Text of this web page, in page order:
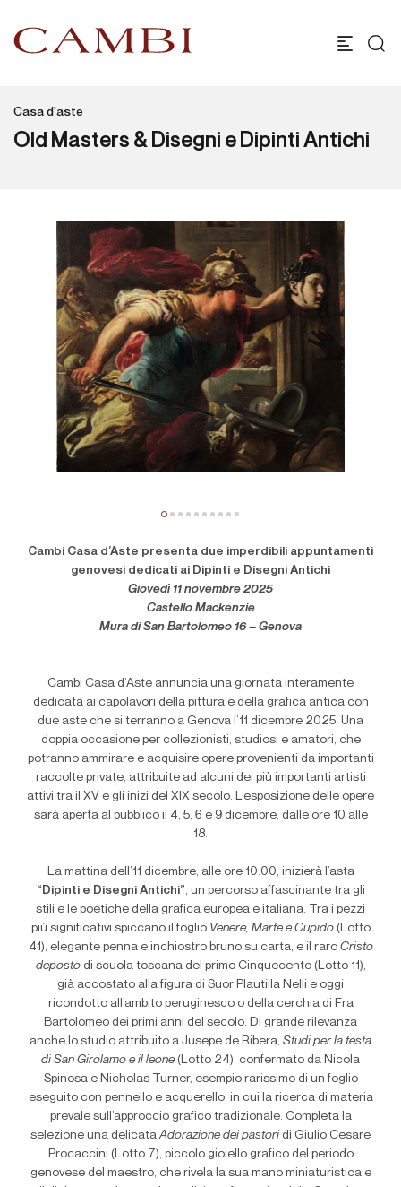
Casa d'aste
Old Masters & Disegni e Dipinti Antichi
Cambi Casa d’Aste presenta due imperdibili appuntamenti
genovesi dedicati ai Dipinti e Disegni Antichi
Giovedì 11 novembre 2025
Castello Mackenzie
Mura di San Bartolomeo 16 – Genova
Cambi Casa d’Aste annuncia una giornata interamente
dedicata ai capolavori della pittura e della grafica antica con
due aste che si terranno a Genova l’11 dicembre 2025. Una
doppia occasione per collezionisti, studiosi e amatori, che
potranno ammirare e acquisire opere provenienti da importanti
raccolte private, attribuite ad alcuni dei più importanti artisti
attivi tra il XV e gli inizi del XIX secolo. L’esposizione delle opere
sarà aperta al pubblico il 4, 5, 6 e 9 dicembre, dalle ore 10 alle
18.
La mattina dell’11 dicembre, alle ore 10:00, inizierà l’asta
“Dipinti e Disegni Antichi”, un percorso affascinante tra gli
stili e le poetiche della grafica europea e italiana. Tra i pezzi
più significativi spiccano il foglio Venere, Marte e Cupido(Lotto
41), elegante penna e inchiostro bruno su carta, e il raro Cristo
depostodi scuola toscana del primo Cinquecento (Lotto 11),
già accostato alla figura di Suor Plautilla Nelli e oggi
ricondotto all’ambito peruginesco o della cerchia di Fra
Bartolomeo dei primi anni del secolo. Di grande rilevanza
anche lo studio attribuito a Jusepe de Ribera, Studi per la testa
di San Girolamo e il leone(Lotto 24), confermato da Nicola
Spinosa e Nicholas Turner, esempio rarissimo di un foglio
eseguito con pennello e acquerello, in cui la ricerca di materia
prevale sull’approccio grafico tradizionale. Completa la
selezione una delicataAdorazione dei pastori di Giulio Cesare
Procaccini (Lotto 7), piccolo gioiello grafico del periodo
genovese del maestro, che rivela la sua mano miniaturistica e